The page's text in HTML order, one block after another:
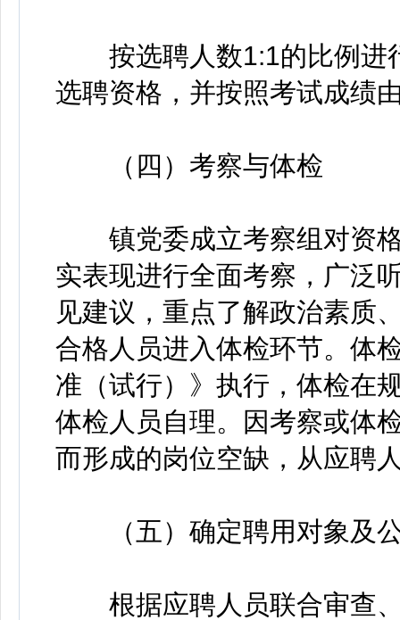
按选聘人数1:1的比例进
选聘资格，并按照考试成绩
（四）考察与体检
镇党委成立考察组对资格
实表现进行全面考察，广泛
见建议，重点了解政治素质
合格人员进入体检环节。体
准（试行）》执行，体检在
体检人员自理。因考察或体
而形成的岗位空缺，从应聘
（五）确定聘用对象及
根据应聘人员联合审查、